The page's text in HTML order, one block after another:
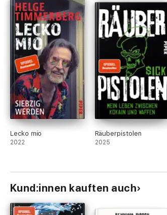
Lecko mio
2022
Räuberpistolen
2025
Kund:innen kauften auch